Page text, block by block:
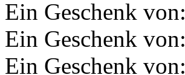
Ein Geschenk von:
Ein Geschenk von:
Ein Geschenk von: